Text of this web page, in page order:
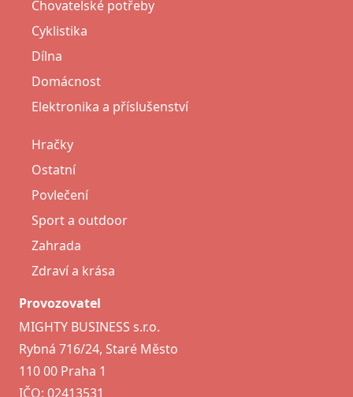
Chovatelské potřeby
Cyklistika
Dílna
Domácnost
Elektronika a příslušenství
Hračky
Ostatní
Povlečení
Sport a outdoor
Zahrada
Zdraví a krása
Provozovatel
MIGHTY BUSINESS s.r.o.
Rybná 716/24, Staré Město
110 00 Praha 1
IČO: 02413531